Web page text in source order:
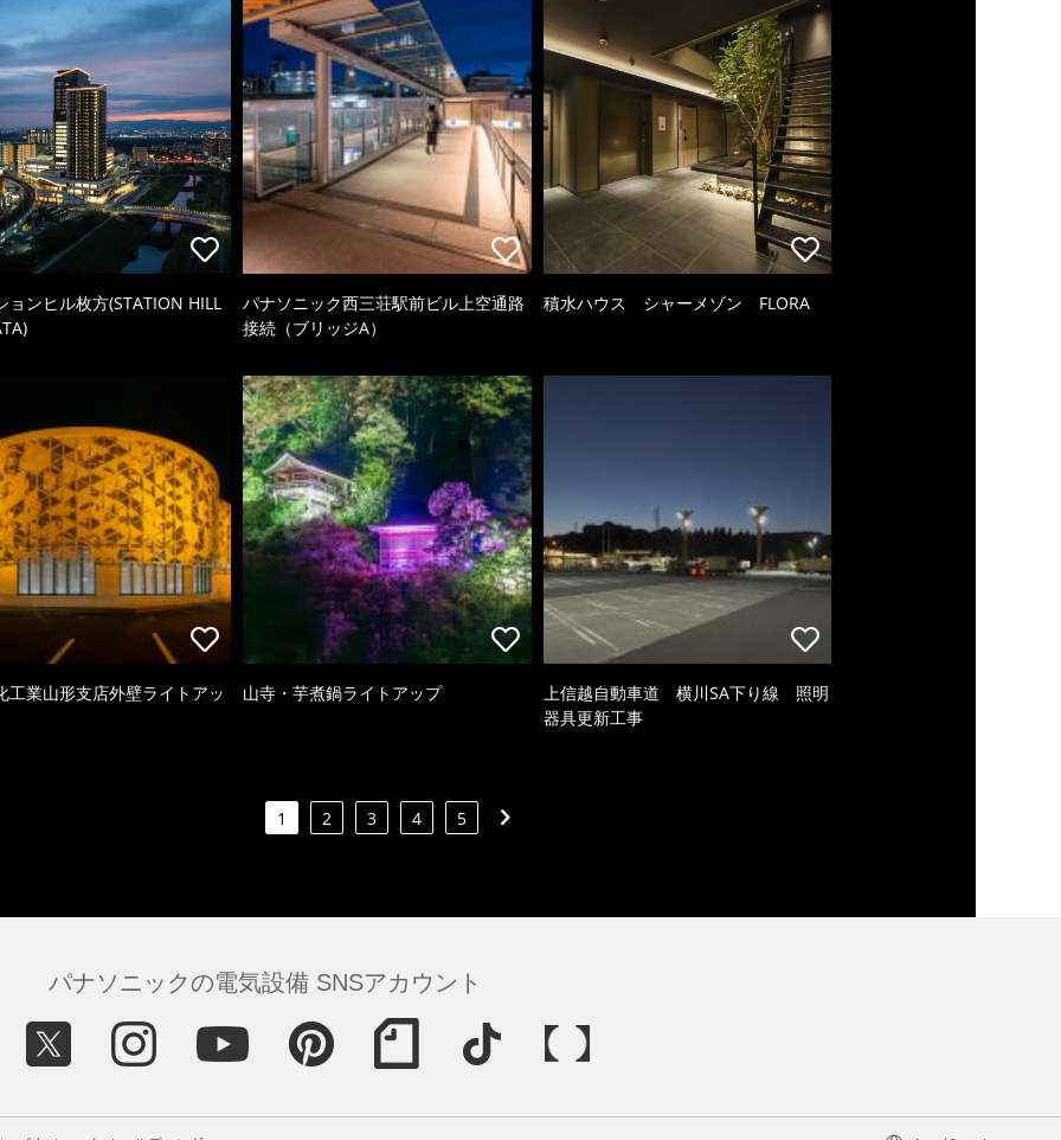
ョンヒル枚方(STATION HILL
パナソニック西三荘駅前ビル上空通路
接続（ブリッジA）
積水ハウス シャーメゾン FLORA
工業山形支店外壁ライトアッ 山寺・芋煮鍋ライトアップ
上信越自動車道 横川SA下り線 照明
器具更新工事
1 2 3 4 5
パナソニックの電気設備 SNSアカウント